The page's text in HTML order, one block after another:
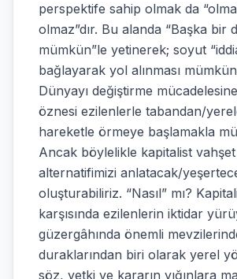
perspektife sahip olmak da
olmaz”dır. Bu alanda “Başka bir
mümkün”le yetinerek; soyut
bağlayarak yol alınması
Dünyayı değiştirme
öznesi ezilenlerle tabandan/
hareketle örmeye başlamakla
Ancak böylelikle kapitalist vahşet
alternatifimizi anlatacak/
oluşturabiliriz. “Nasıl” mı?
karşısında ezilenlerin iktidar
güzergâhında önemli
duraklarından biri olarak yerel
söz, yetki ve kararın yığınlara